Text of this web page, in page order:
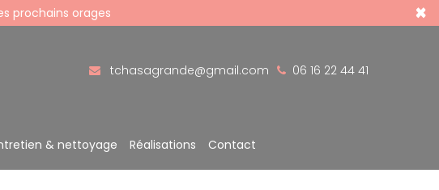
prochains orages ×
tchasagrande@gmail.com 06 16 22 44 41
& nettoyage Réalisations Contact